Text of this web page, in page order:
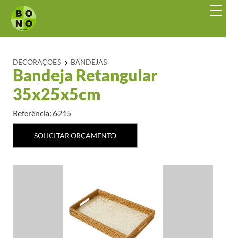
DECORAÇÕES BANDEJAS
Bandeja Retangular
35x25x5cm
Referência: 6215
SOLICITAR ORÇAMENTO